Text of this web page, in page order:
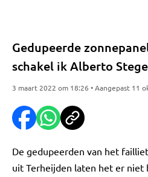
Gedupeerde
schakel ik Alberto
3 maart 2022 om 18:26 • Aangepast 11
De gedupeerden van het
uit Terheijden laten het er niet